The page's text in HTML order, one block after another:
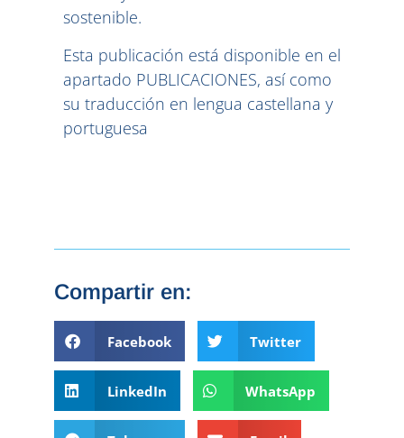
sostenible.
Esta publicación está disponible en el
apartado PUBLICACIONES, así como
su traducción en lengua castellana y
portuguesa
Compartir en:
Facebook Twitter
LinkedIn WhatsApp